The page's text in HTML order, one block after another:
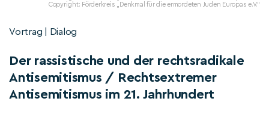
Copyright: Förderkreis „Denkmal für die ermordeten Juden Europas e.V.“
Vortrag | Dialog
Der rassistische und der rechtsradikale
Antisemitismus / Rechtsextremer
Antisemitismus im 21. Jahrhundert